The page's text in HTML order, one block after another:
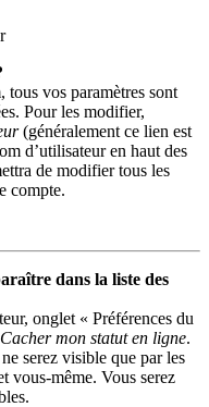
tous vos paramètres sont
Pour les modifier,
(généralement ce lien est
d’utilisateur en haut des
de modifier tous les
compte.
dans la liste des
onglet « Préférences du
Cacher mon statut en ligne.
serez visible que par les
vous-même. Vous serez